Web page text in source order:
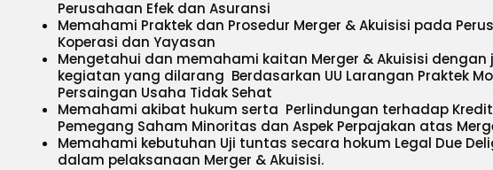
Perusahaan Efek dan Asuransi
Memahami Praktek dan Prosedur Merger & Akuisisi pada
Koperasi dan Yayasan
Mengetahui dan memahami kaitan Merger & Akuisisi
kegiatan yang dilarang Berdasarkan UU Larangan Praktek
Persaingan Usaha Tidak Sehat
Memahami akibat hukum serta Perlindungan terhadap
Pemegang Saham Minoritas dan Aspek Perpajakan atas
Memahami kebutuhan Uji tuntas secara hokum Legal Due
dalam pelaksanaan Merger & Akuisisi.